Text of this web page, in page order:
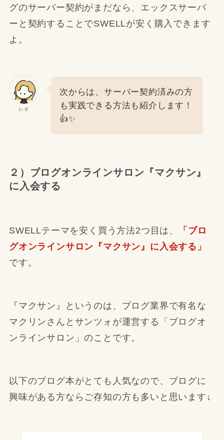
グのサーバー契約がまだなら、エックスサーバ
ーと契約することでSWELLが安く購入できます
よ。
レオ
次からは、サーバー契約済みの方
も実践できる方法も紹介します！
👍✨
２）ブログオンラインサロン『マクサン』
に入会する
SWELLテーマを安く買う方法2つ目は、
「ブロ
グオンラインサロン『マクサン』に入会する」
です。
『マクサン』というのは、ブログ業界で有名な
マクリンさんとサンツォが運営する「ブログオ
ンラインサロン」のことです。
以下のブログ本がとても人気なので、ブログに
興味がある方ならご存知の方も多いと思います↓